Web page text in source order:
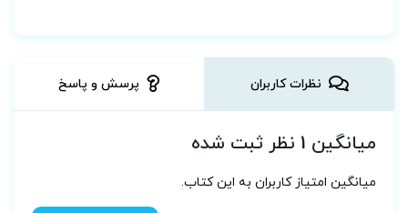
نظرات کاربران پرسش و پاسخ
میانگین 1 نظر ثبت شده
میانگین امتیاز کاربران به این کتاب.